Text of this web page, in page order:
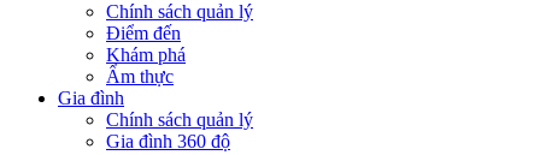
Chính sách quản lý
Điểm đến
Khám phá
Ẩm thực
Gia đình
Chính sách quản lý
Gia đình 360 độ